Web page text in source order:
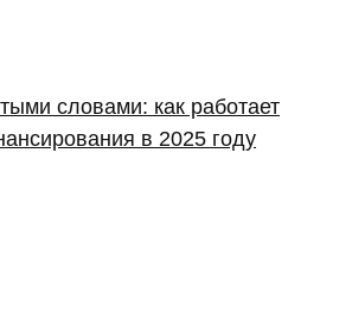
словами: как работает
в 2025 году